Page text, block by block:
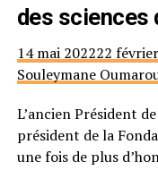
des sciences
14 mai 202222
Souleymane
L’ancien Président
président de la
une fois de plus